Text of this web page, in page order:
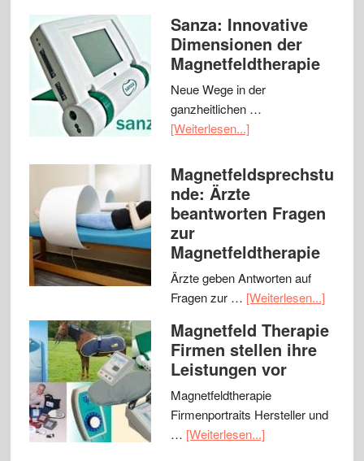
Sanza: Innovative
Dimensionen der
Magnetfeldtherapie
Neue Wege in der
ganzheitlichen …
[Weiterlesen...]
Magnetfeldsprechstu
nde: Ärzte
beantworten Fragen
zur
Magnetfeldtherapie
Ärzte geben Antworten auf
Fragen zur … [Weiterlesen...]
Magnetfeld Therapie
Firmen stellen ihre
Leistungen vor
Magnetfeldtherapie
Firmenportraits Hersteller und
… [Weiterlesen...]